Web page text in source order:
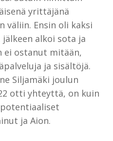
yrittäjänä
väliin. Ensin oli kaksi
alkoi sota ja
ei ostanut mitään,
ja sisältöjä.
Siljamäki joulun
otti yhteyttä, on kuin
ja Aion.